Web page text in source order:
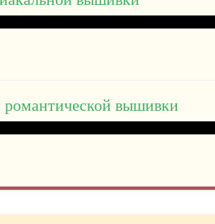
вышивки